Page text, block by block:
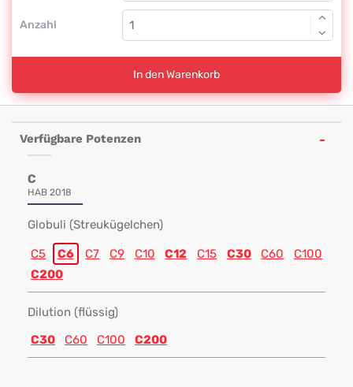
Anzahl
In den Warenkorb
Verfügbare Potenzen
C
HAB 2018
Globuli (Streukügelchen)
C5 C6 C7 C9 C10 C12 C15 C30 C60
C100
C200
Dilution (flüssig)
C30
C60 C100 C200